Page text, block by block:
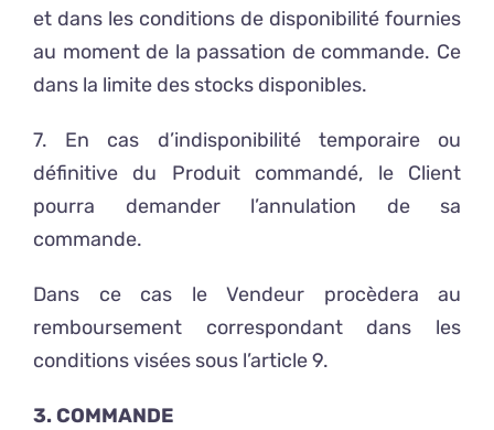
et dans les conditions de disponibilité fournies
au moment de la passation de commande. Ce
dans la limite des stocks disponibles.
7. En cas d’indisponibilité temporaire ou
définitive du Produit commandé, le Client
pourra demander l’annulation de sa
commande.
Dans ce cas le Vendeur procèdera au
remboursement correspondant dans les
conditions visées sous l’article 9.
3. COMMANDE